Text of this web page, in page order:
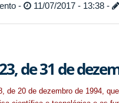
-
11/07/2017 - 13:38 -
de 31 de
de 20 de dezembro de 1994,